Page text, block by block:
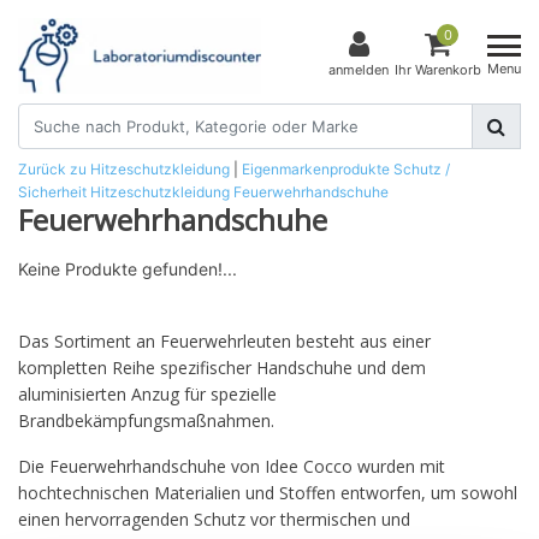
anmelden
0
Ihr Warenkorb Menu
Zurück zu Hitzeschutzkleidung Eigenmarkenprodukte Schutz /
Sicherheit Hitzeschutzkleidung Feuerwehrhandschuhe
Feuerwehrhandschuhe
Keine Produkte gefunden!...
Das Sortiment an Feuerwehrleuten besteht aus einer
kompletten Reihe spezifischer Handschuhe und dem
aluminisierten Anzug für spezielle
Brandbekämpfungsmaßnahmen.
Die Feuerwehrhandschuhe von Idee Cocco wurden mit
hochtechnischen Materialien und Stoffen entworfen, um sowohl
einen hervorragenden Schutz vor thermischen und